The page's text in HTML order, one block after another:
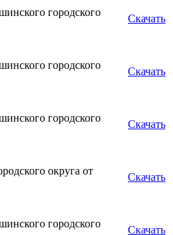
городского
Скачать
городского
Скачать
городского
Скачать
округа от
Скачать
городского
Скачать